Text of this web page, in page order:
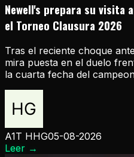
Newell's prepara su visita
el Torneo Clausura 2026
Tras el reciente choque
mira puesta en el duelo
la cuarta fecha del
A1T HHG05-08-2026
Leer →